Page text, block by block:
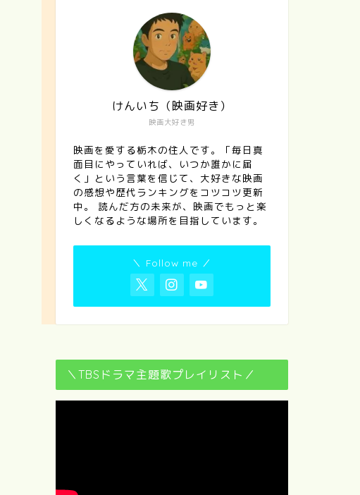
映画大好き男
けんいち（映画好き）
映画を愛する栃木の住人です。「毎日真
面目にやっていれば、いつか誰かに届
く」という言葉を信じて、大好きな映画
の感想や歴代ランキングをコツコツ更新
中。 読んだ方の未来が、映画でもっと楽
しくなるような場所を目指しています。
＼ Follow me ／
＼TBSドラマ主題歌プレイリスト／